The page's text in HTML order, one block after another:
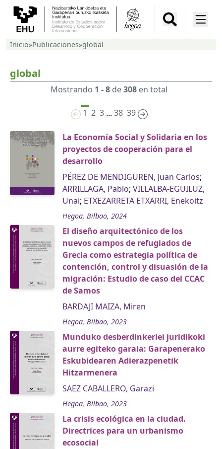
Inicio»Publicaciones»global
global
Mostrando 1 - 8 de308 en total
1 2 3 ... 38 39
La Economía Social y Solidaria en los
proyectos de cooperación para el
desarrollo
PÉREZ DE MENDIGUREN, Juan Carlos;
ARRILLAGA, Pablo; VILLALBA-EGUILUZ,
Unai; ETXEZARRETA ETXARRI, Enekoitz
Hegoa, Bilbao, 2024
El diseño arquitectónico de los
nuevos campos de refugiados de
Grecia como estrategia política de
contención, control y disuasión de la
migración: Estudio de caso del CCAC
de Samos
BARDAJI MAIZA, Miren
Hegoa, Bilbao, 2023
Munduko desberdinkeriei juridikoki
aurre egiteko garaia: Garapenerako
Eskubidearen Adierazpenetik
Hitzarmenera
SAEZ CABALLERO, Garazi
Hegoa, Bilbao, 2023
La crisis ecológica en la ciudad.
Directrices para un urbanismo
ecosocial